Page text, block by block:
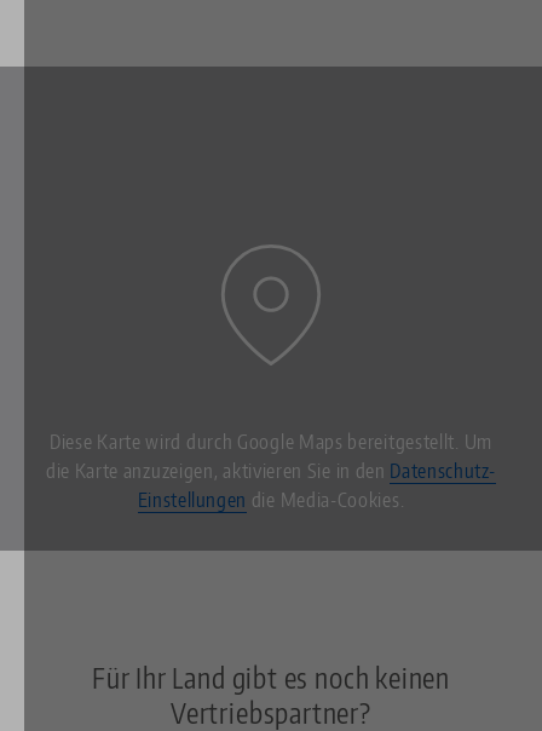
Diese Karte wird durch Google Maps bereitgestellt. Um
die Karte anzuzeigen, aktivieren Sie in den Datenschutz-
Einstellungen die Media-Cookies.
Für Ihr Land gibt es noch keinen
Vertriebspartner?